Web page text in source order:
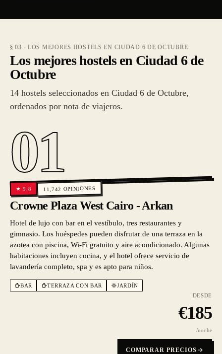
§ 03 - LOS MEJORES HOSTELS EN CIUDAD 6 DE OCTUBRE
Los mejores hostels en Ciudad 6 de
Octubre
14 hostels seleccionados en Ciudad 6 de Octubre,
ordenados por nota de viajeros.
01
★9.8 11,742 OPINIONES
Crowne Plaza West Cairo - Arkan
Hotel de lujo con bar en el vestíbulo, tres restaurantes y
gimnasio. Los huéspedes pueden disfrutar de una terraza en la
azotea con piscina, Wi-Fi gratuito y aire acondicionado. Algunas
habitaciones incluyen cocina, y el hotel ofrece servicio de
lavandería completo, spa y es apto para niños.
BAR TERRAZA CON BAR
JARDÍN
DESDE
€185
/noche
COMPARAR PRECIOS